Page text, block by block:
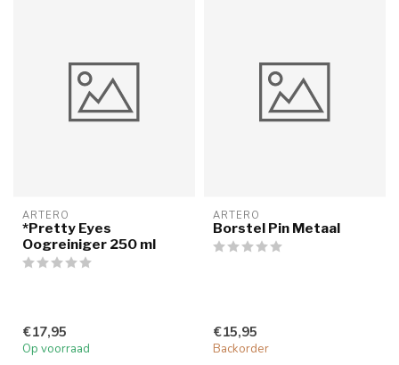
ARTERO
*Pretty Eyes
Oogreiniger 250 ml
€17,95
Op voorraad
ARTERO
Borstel Pin Metaal
€15,95
Backorder